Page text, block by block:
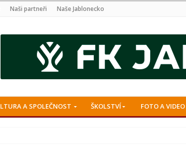
Naši partneři Naše Jablonecko
A SPOLEČNOST ŠKOLSTVÍ FOTO A VIDEO
z Notre Dame